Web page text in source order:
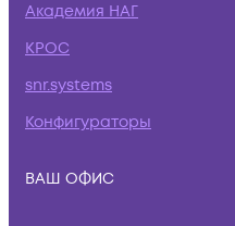
Академия НАГ
КРОС
snr.systems
Конфигураторы
ВАШ ОФИС